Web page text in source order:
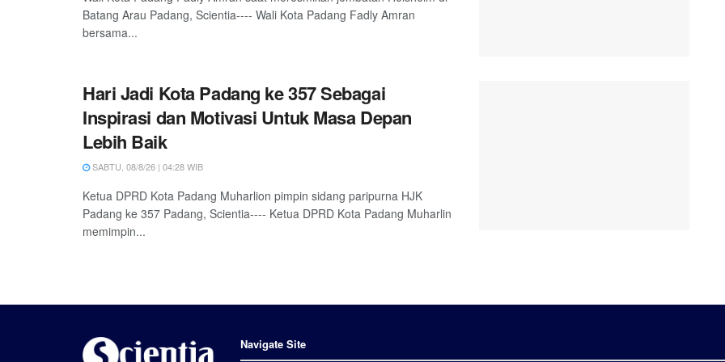
Batang Arau Padang, Scientia---- Wali Kota Padang Fadly Amran
bersama...
Hari Jadi Kota Padang ke 357 Sebagai
Inspirasi dan Motivasi Untuk Masa Depan
Lebih Baik
SABTU, 08/8/26 | 04:28 WIB
Ketua DPRD Kota Padang Muharlion pimpin sidang paripurna HJK
Padang ke 357 Padang, Scientia---- Ketua DPRD Kota Padang Muharlin
memimpin...
Navigate Site